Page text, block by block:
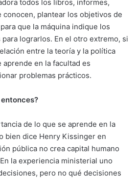
todos los libros, informes,
conocen, plantear los objetivos de
que la máquina indique los
lograrlos. En el otro extremo, si
entre la teoría y la política
en la facultad es
problemas prácticos.
de lo que se aprende en la
bien dice Henry Kissinger en
pública no crea capital humano
la experiencia ministerial uno
pero no qué decisiones